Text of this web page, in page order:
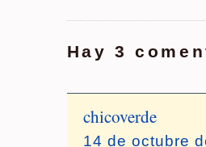
Hay 3
chicoverde
14 de octubre